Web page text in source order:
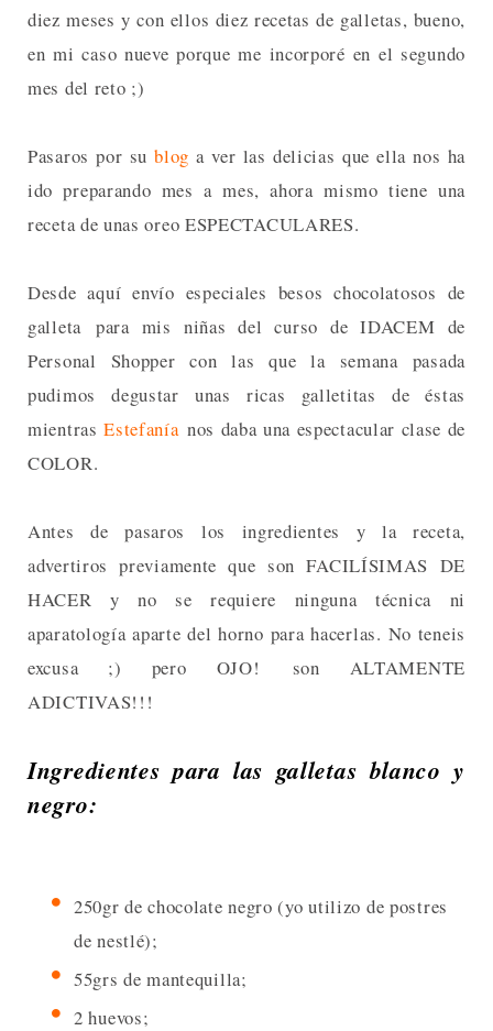
diez meses y con ellos diez recetas de galletas, bueno,
en mi caso nueve porque me incorporé en el segundo
mes del reto ;)
Pasaros por sublog a ver las delicias que ella nos ha
ido preparando mes a mes, ahora mismo tiene una
receta de unas oreo ESPECTACULARES.
Desde aquí envío especiales besos chocolatosos de
galleta para mis niñas del curso de IDACEM de
Personal Shopper con las que la semana pasada
pudimos degustar unas ricas galletitas de éstas
mientrasEstefaníanos daba una espectacular clase de
COLOR.
Antes de pasaros los ingredientes y la receta,
advertiros previamente que son FACILÍSIMAS DE
HACER y no se requiere ninguna técnica ni
aparatología aparte del horno para hacerlas. No teneis
excusa ;) pero OJO! son ALTAMENTE
ADICTIVAS!!!
Ingredientes para las galletas blanco y
negro:
250gr de chocolate negro (yo utilizo de postres
de nestlé);
55grs de mantequilla;
2 huevos;